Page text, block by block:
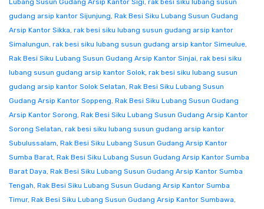
Lubang Susun Gudang Arsip Kantor Sigi, rak besi siku lubang susun
gudang arsip kantor Sijunjung, Rak Besi Siku Lubang Susun Gudang
Arsip Kantor Sikka, rak besi siku lubang susun gudang arsip kantor
Simalungun, rak besi siku lubang susun gudang arsip kantor Simeulue,
Rak Besi Siku Lubang Susun Gudang Arsip Kantor Sinjai, rak besi siku
lubang susun gudang arsip kantor Solok, rak besi siku lubang susun
gudang arsip kantor Solok Selatan, Rak Besi Siku Lubang Susun
Gudang Arsip Kantor Soppeng, Rak Besi Siku Lubang Susun Gudang
Arsip Kantor Sorong, Rak Besi Siku Lubang Susun Gudang Arsip Kantor
Sorong Selatan, rak besi siku lubang susun gudang arsip kantor
Subulussalam, Rak Besi Siku Lubang Susun Gudang Arsip Kantor
Sumba Barat, Rak Besi Siku Lubang Susun Gudang Arsip Kantor Sumba
Barat Daya, Rak Besi Siku Lubang Susun Gudang Arsip Kantor Sumba
Tengah, Rak Besi Siku Lubang Susun Gudang Arsip Kantor Sumba
Timur, Rak Besi Siku Lubang Susun Gudang Arsip Kantor Sumbawa,